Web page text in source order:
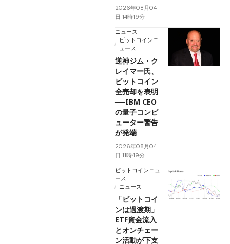
2026年08月04
日 14時19分
ニュース
ビットコインニ
ュース
逆神ジム・ク
レイマー氏、
ビットコイン
全売却を表明
──IBM CEO
の量子コンピ
ューター警告
が発端
2026年08月04
日 11時49分
ビットコインニュ
ース
ニュース
「ビットコイ
ンは過渡期」
ETF資金流入
とオンチェー
ン活動が下支